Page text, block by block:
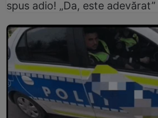
spus adio! „Da, este adevărat”